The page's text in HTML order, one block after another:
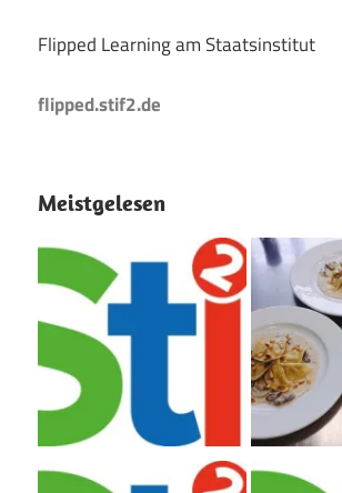
Flipped Learning am Staatsinstitut
flipped.stif2.de
Meistgelesen